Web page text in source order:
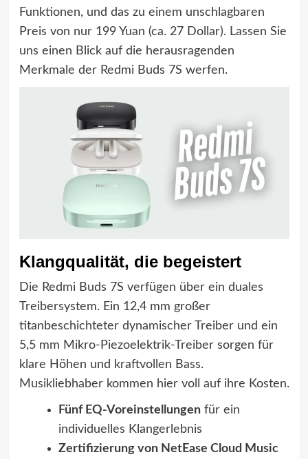
Funktionen, und das zu einem unschlagbaren
Preis von nur 199 Yuan (ca. 27 Dollar). Lassen Sie
uns einen Blick auf die herausragenden
Merkmale der Redmi Buds 7S werfen.
Klangqualität, die begeistert
Die Redmi Buds 7S verfügen über ein duales
Treibersystem. Ein 12,4 mm großer
titanbeschichteter dynamischer Treiber und ein
5,5 mm Mikro-Piezoelektrik-Treiber sorgen für
klare Höhen und kraftvollen Bass.
Musikliebhaber kommen hier voll auf ihre Kosten.
Fünf EQ-Voreinstellungenfür ein
individuelles Klangerlebnis
Zertifizierung von NetEase Cloud Music